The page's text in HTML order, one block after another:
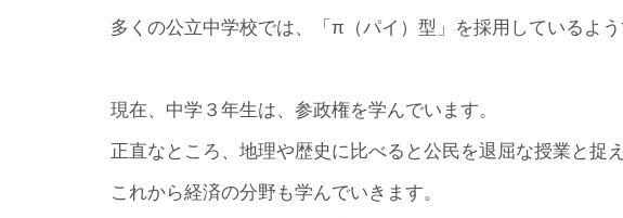
多くの公立中学校では、「π（パイ）型」を採用しているよ
現在、中学３年生は、参政権を学んでいます。
正直なところ、地理や歴史に比べると公民を退屈な授業と捉
これから経済の分野も学んでいきます。